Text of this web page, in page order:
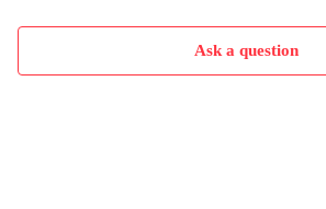
Ask a question